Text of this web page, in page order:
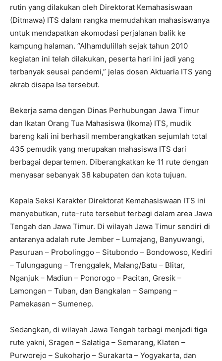
rutin yang dilakukan oleh Direktorat Kemahasiswaan
(Ditmawa) ITS dalam rangka memudahkan mahasiswanya
untuk mendapatkan akomodasi perjalanan balik ke
kampung halaman. “Alhamdulillah sejak tahun 2010
kegiatan ini telah dilakukan, peserta hari ini jadi yang
terbanyak seusai pandemi,” jelas dosen Aktuaria ITS yang
akrab disapa Isa tersebut.
Bekerja sama dengan Dinas Perhubungan Jawa Timur
dan Ikatan Orang Tua Mahasiswa (Ikoma) ITS, mudik
bareng kali ini berhasil memberangkatkan sejumlah total
435 pemudik yang merupakan mahasiswa ITS dari
berbagai departemen. Diberangkatkan ke 11 rute dengan
menyasar sebanyak 38 kabupaten dan kota tujuan.
Kepala Seksi Karakter Direktorat Kemahasiswaan ITS ini
menyebutkan, rute-rute tersebut terbagi dalam area Jawa
Tengah dan Jawa Timur. Di wilayah Jawa Timur sendiri di
antaranya adalah rute Jember – Lumajang, Banyuwangi,
Pasuruan – Probolinggo – Situbondo – Bondowoso, Kediri
– Tulungagung – Trenggalek, Malang/Batu – Blitar,
Nganjuk – Madiun – Ponorogo – Pacitan, Gresik –
Lamongan – Tuban, dan Bangkalan – Sampang –
Pamekasan – Sumenep.
Sedangkan, di wilayah Jawa Tengah terbagi menjadi tiga
rute yakni, Sragen – Salatiga – Semarang, Klaten –
Purworejo – Sukoharjo – Surakarta – Yogyakarta, dan